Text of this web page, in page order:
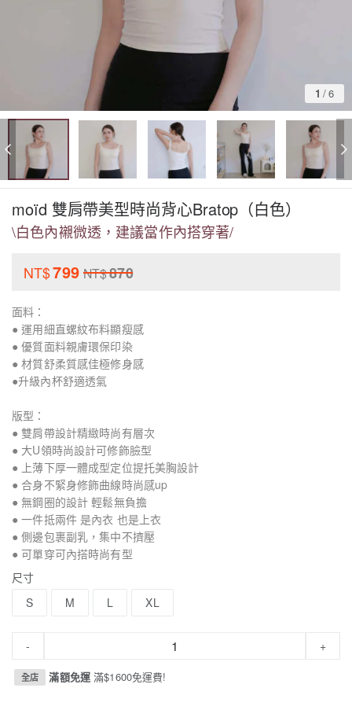
1 /6
moïd 雙肩帶美型時尚背心Bratop（白色）
\白色內襯微透，建議當作內搭穿著/
NT$799 NT$870
面料：
● 運用細直螺紋布料顯瘦感
● 優質面料親膚環保印染
● 材質舒柔質感佳極修身感
●升級內杯舒適透氣
版型：
● 雙肩帶設計精緻時尚有層次
● 大U領時尚設計可修飾臉型
● 上薄下厚一體成型定位提托美胸設計
● 合身不緊身修飾曲線時尚感up
● 無鋼圈的設計 輕鬆無負擔
● 一件抵兩件 是內衣 也是上衣
● 側邊包裹副乳，集中不擠壓
● 可單穿可內搭時尚有型
尺寸
S
M L XL
- +
全店 滿額免運滿$1600免運費!